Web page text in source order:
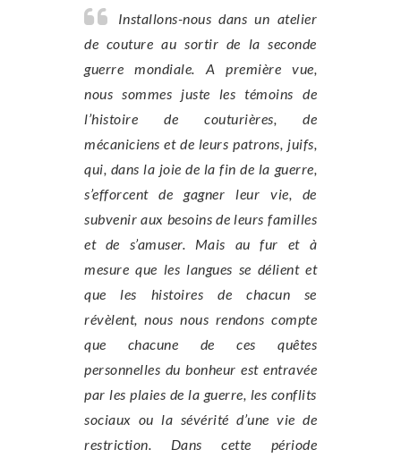
Installons-nous dans un atelier
de couture au sortir de la seconde
guerre mondiale. A première vue,
nous sommes juste les témoins de
l’histoire de couturières, de
mécaniciens et de leurs patrons, juifs,
qui, dans la joie de la fin de la guerre,
s’efforcent de gagner leur vie, de
subvenir aux besoins de leurs familles
et de s’amuser. Mais au fur et à
mesure que les langues se délient et
que les histoires de chacun se
révèlent, nous nous rendons compte
que chacune de ces quêtes
personnelles du bonheur est entravée
par les plaies de la guerre, les conflits
sociaux ou la sévérité d’une vie de
restriction. Dans cette période